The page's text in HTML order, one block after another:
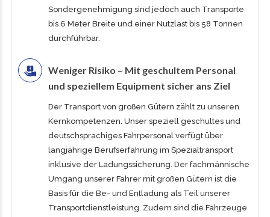
Sondergenehmigung sind jedoch auch Transporte
bis 6 Meter Breite und einer Nutzlast bis 58 Tonnen
durchführbar.
Weniger Risiko – Mit geschultem Personal
und speziellem Equipment sicher ans Ziel
Der Transport von großen Gütern zählt zu unseren
Kernkompetenzen. Unser speziell geschultes und
deutschsprachiges Fahrpersonal verfügt über
langjährige Berufserfahrung im Spezialtransport
inklusive der Ladungssicherung. Der fachmännische
Umgang unserer Fahrer mit großen Gütern ist die
Basis für die Be- und Entladung als Teil unserer
Transportdienstleistung. Zudem sind die Fahrzeuge